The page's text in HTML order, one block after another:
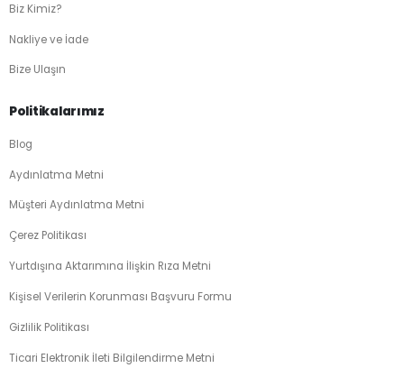
Biz Kimiz?
Nakliye ve İade
Bize Ulaşın
Politikalarımız
Blog
Aydınlatma Metni
Müşteri Aydınlatma Metni
Çerez Politikası
Yurtdışına Aktarımına İlişkin Rıza Metni
Kişisel Verilerin Korunması Başvuru Formu
Gizlilik Politikası
Ticari Elektronik İleti Bilgilendirme Metni